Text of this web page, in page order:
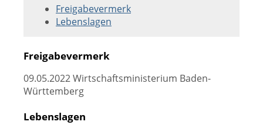
Freigabevermerk
Lebenslagen
Freigabevermerk
09.05.2022 Wirtschaftsministerium Baden-
Württemberg
Lebenslagen